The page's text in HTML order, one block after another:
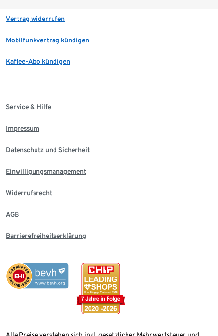
Vertrag widerrufen
Mobilfunkvertrag kündigen
Kaffee-Abo kündigen
Service & Hilfe
Impressum
Datenschutz und Sicherheit
Einwilligungsmanagement
Widerrufsrecht
AGB
Barrierefreiheitserklärung